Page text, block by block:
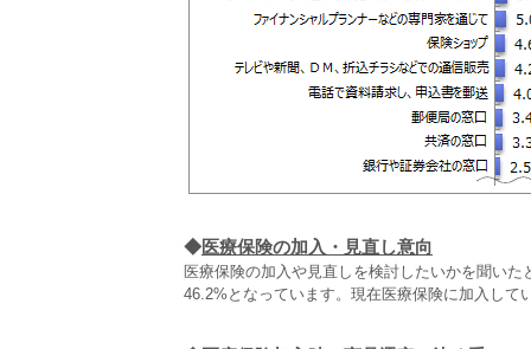
◆医療保険の加入・見直し意向
医療保険の加入や見直しを検討したいかを聞い
46.2%となっています。現在医療保険に加入して